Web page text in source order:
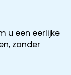
u een eerlijke
zonder